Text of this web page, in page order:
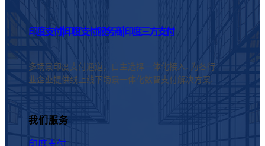
印度支付|印度支付服务商|印度三方支付
多场景印度支付通道，自主选择一体化接入. 为各行
业企业提供线上线下场景一体化数智支付解决方案.
我们服务
印度支付